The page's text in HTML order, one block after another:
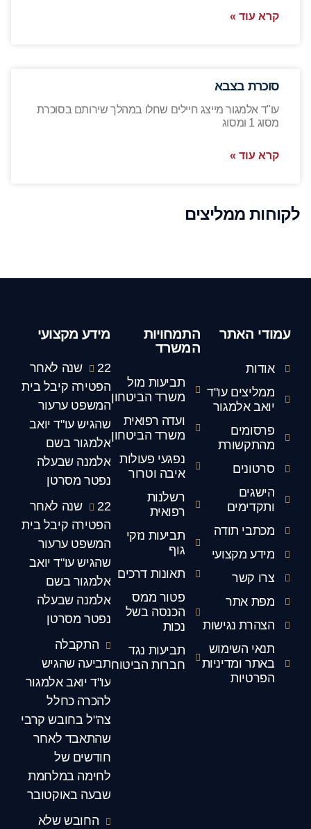
קרא עוד »
סוכרת בצבא
עו"ד אלמגור מייצג חיילים שחלו במהלך שירותם בסוכרת
מסוג 1 ומסוג
קרא עוד »
לקוחות ממליצים
מידע מקצועי
22 שנה לאחר
הפטירה קיבל בית
המשפט ערעור
שהגיש עו"ד יואב
אלמגור בשם
אלמנה שבעלה
נפטר מסרטן
22 שנה לאחר
הפטירה קיבל בית
המשפט ערעור
שהגיש עו"ד יואב
אלמגור בשם
אלמנה שבעלה
נפטר מסרטן
התקבלה
תביעה שהגיש
עו"ד יואב אלמגור
להכרה כחלל
צה"ל בחובש קרבי
שהתאבד לאחר
חודשים של
לחימה במלחמת
שבעה באוקטובר
החובש שלא
התמחויות
המשרד
תביעות מול
משרד הביטחון
ועדה רפואית
משרד הביטחון
נפגעי פעולות
איבה וטרור
רשלנות
רפואית
תביעות נזקי
גוף
תאונות דרכים
פטור ממס
הכנסה בשל
נכות
תביעות נגד
חברות הביטוח
עמודי האתר
אודות
ממליצים עו"ד
יואב אלמגור
פרסומים
מהתקשורת
סרטונים
הישגים
ותקדימים
מכתבי תודה
מידע מקצועי
צרו קשר
מפת אתר
הצהרת נגישות
תנאי השימוש
באתר ומדיניות
הפרטיות